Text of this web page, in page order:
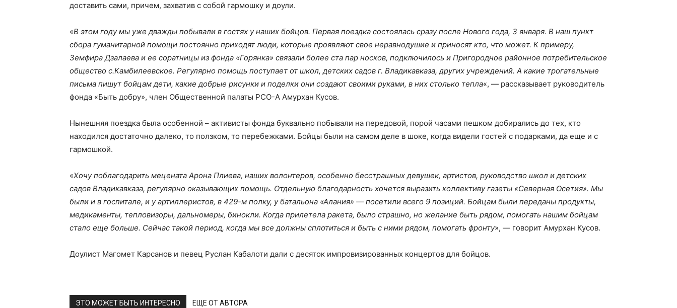
доставить сами, причем, захватив с собой гармошку и доули.
«В этом году мы уже дважды побывали в гостях у наших бойцов. Первая поездка состоялась сразу после Нового года, 3 января. В наш пункт
сбора гуманитарной помощи постоянно приходят люди, которые проявляют свое неравнодушие и приносят кто, что может. К примеру,
Земфира Дзалаева и ее соратницы из фонда «Горянка» связали более ста пар носков, подключилось и Пригородное районное потребительское
общество с.Камбилеевское. Регулярно помощь поступает от школ, детских садов г. Владикавказа, других учреждений. А какие трогательные
письма пишут бойцам дети, какие добрые рисунки и поделки они создают своими руками, в них столько тепла«, — рассказывает руководитель
фонда «Быть добру», член Общественной палаты РСО-А Амурхан Кусов.
Нынешняя поездка была особенной – активисты фонда буквально побывали на передовой, порой часами пешком добирались до тех, кто
находился достаточно далеко, то ползком, то перебежками. Бойцы были на самом деле в шоке, когда видели гостей с подарками, да еще и с
гармошкой.
«Хочу поблагодарить мецената Арона Плиева, наших волонтеров, особенно бесстрашных девушек, артистов, руководство школ и детских
садов Владикавказа, регулярно оказывающих помощь. Отдельную благодарность хочется выразить коллективу газеты «Северная Осетия». Мы
были и в госпитале, и у артиллеристов, в 429-м полку, у батальона «Алания» — посетили всего 9 позиций. Бойцам были переданы продукты,
медикаменты, тепловизоры, дальномеры, бинокли. Когда прилетела ракета, было страшно, но желание быть рядом, помогать нашим бойцам
стало еще больше. Сейчас такой период, когда мы все должны сплотиться и быть с ними рядом, помогать фронту», — говорит Амурхан Кусов.
Доулист Магомет Карсанов и певец Руслан Кабалоти дали с десяток импровизированных концертов для бойцов.
ЭТО МОЖЕТ БЫТЬ ИНТЕРЕСНО ЕЩЕ ОТ АВТОРА